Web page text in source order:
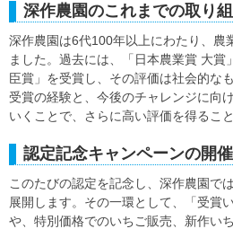
深作農園のこれまでの取り
深作農園は6代100年以上にわたり、農
ました。過去には、「日本農業賞 大
臣賞」を受賞し、その評価は社会的な
受賞の経験と、今後のチャレンジに向
いくことで、さらに高い評価を得るこ
認定記念キャンペーンの開催
このたびの認定を記念し、深作農園で
展開します。その一環として、「受賞
や、特別価格でのいちご販売、新作い